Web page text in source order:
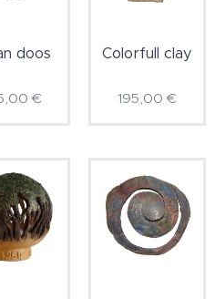
doos
€
Colorfull clay
195,00 €